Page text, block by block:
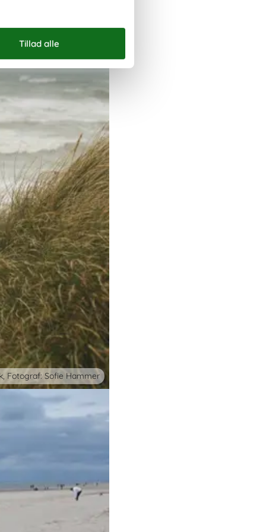
Fotograf: Sofie Hammer
- én naturoplevelse ad